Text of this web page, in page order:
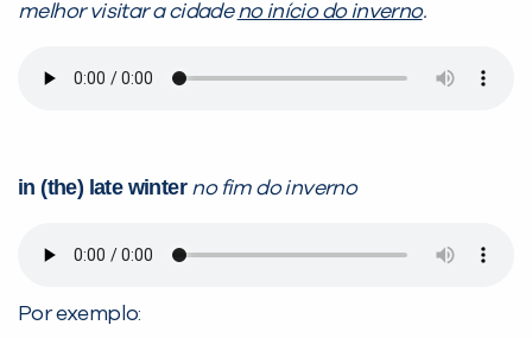
melhor visitar a cidadeno início do inverno.
in (the) late winter no fim do inverno
Por exemplo: